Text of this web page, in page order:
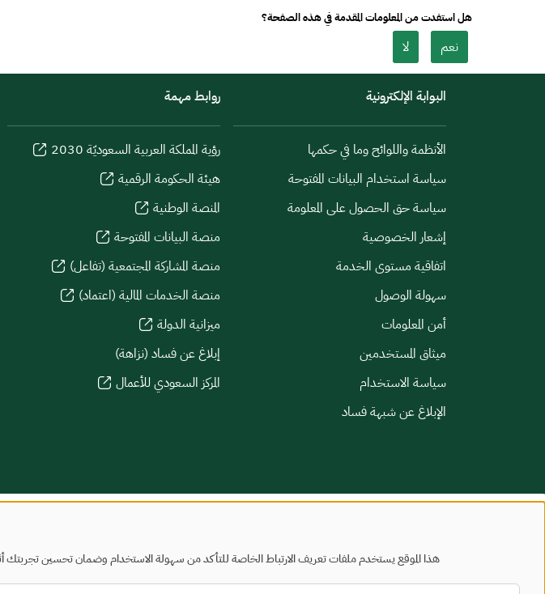
هل استفدت من المعلومات المقدمة في هذه الصفحة؟
نعم لا
البوابة الإلكترونية
الأنظمة واللوائح وما في حكمها
سياسة استخدام البيانات المفتوحة
سياسة حق الحصول على المعلومة
إشعار الخصوصية
اتفاقية مستوى الخدمة
سهولة الوصول
أمن المعلومات
ميثاق المستخدمين
سياسة الاستخدام
الإبلاغ عن شبهة فساد
روابط مهمة
رؤية المملكة العربية السعوديّة 2030
هيئة الحكومة الرقمية
المنصة الوطنية
منصة البيانات المفتوحة
منصة المشاركة المجتمعية (تفاعل)
منصة الخدمات المالية (اعتماد)
ميزانية الدولة
إبلاغ عن فساد (نزاهة)
المركز السعودي للأعمال
خريطة الموقع شروط الاستخدام
جميع الحقوق محفوظة - وزارة البلديات والإسكان © 2026
هذا الموقع يستخدم ملفات تعريف الارتباط الخاصة للتأكد من سهولة الاستخدام وضمان تحسين تجربتك